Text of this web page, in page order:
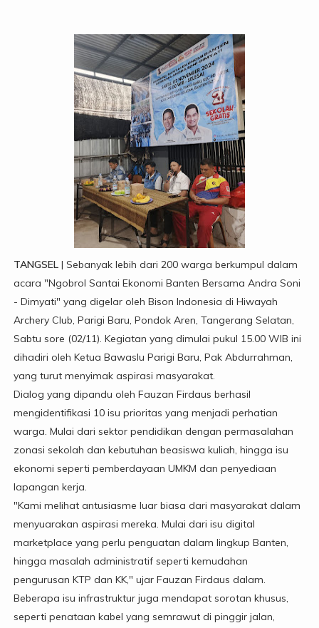
TANGSEL| Sebanyak lebih dari 200 warga berkumpul dalam
acara "Ngobrol Santai Ekonomi Banten Bersama Andra Soni
- Dimyati" yang digelar oleh Bison Indonesia di Hiwayah
Archery Club, Parigi Baru, Pondok Aren, Tangerang Selatan,
Sabtu sore (02/11). Kegiatan yang dimulai pukul 15.00 WIB ini
dihadiri oleh Ketua Bawaslu Parigi Baru, Pak Abdurrahman,
yang turut menyimak aspirasi masyarakat.
Dialog yang dipandu oleh Fauzan Firdaus berhasil
mengidentifikasi 10 isu prioritas yang menjadi perhatian
warga. Mulai dari sektor pendidikan dengan permasalahan
zonasi sekolah dan kebutuhan beasiswa kuliah, hingga isu
ekonomi seperti pemberdayaan UMKM dan penyediaan
lapangan kerja.
"Kami melihat antusiasme luar biasa dari masyarakat dalam
menyuarakan aspirasi mereka. Mulai dari isu digital
marketplace yang perlu penguatan dalam lingkup Banten,
hingga masalah administratif seperti kemudahan
pengurusan KTP dan KK," ujar Fauzan Firdaus dalam.
Beberapa isu infrastruktur juga mendapat sorotan khusus,
seperti penataan kabel yang semrawut di pinggir jalan,